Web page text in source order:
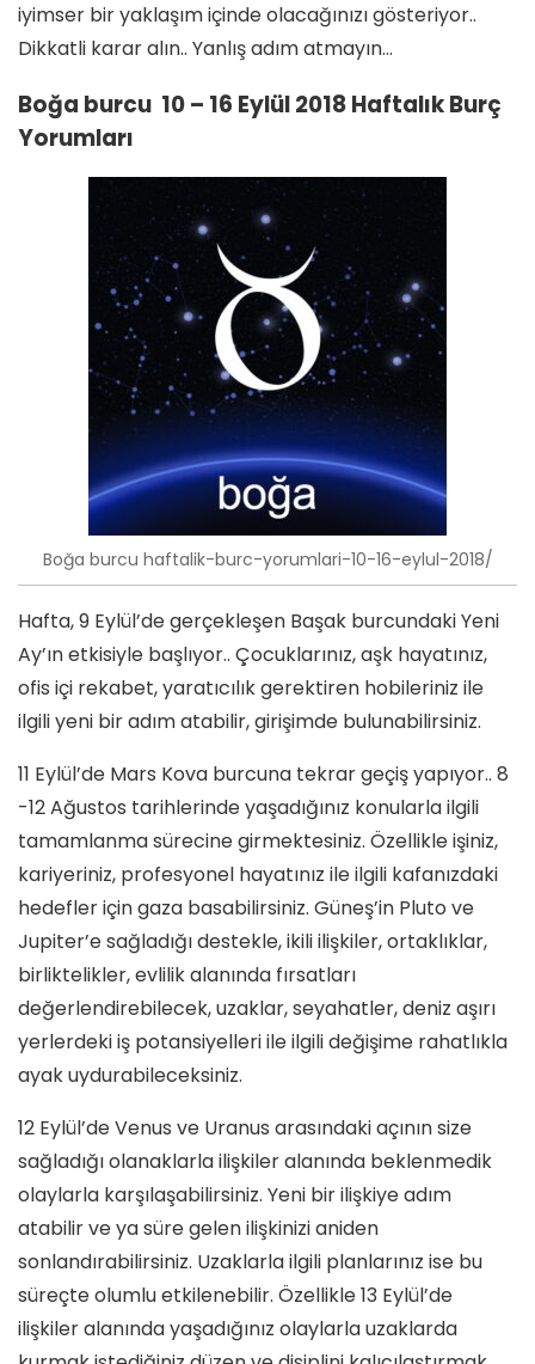
iyimser bir yaklaşım içinde olacağınızı gösteriyor..
Dikkatli karar alın.. Yanlış adım atmayın…
Boğa burcu 10 – 16 Eylül 2018 Haftalık Burç
Yorumları
Boğa burcu haftalik-burc-yorumlari-10-16-eylul-2018/
Hafta, 9 Eylül’de gerçekleşen Başak burcundaki Yeni
Ay’ın etkisiyle başlıyor.. Çocuklarınız, aşk hayatınız,
ofis içi rekabet, yaratıcılık gerektiren hobileriniz ile
ilgili yeni bir adım atabilir, girişimde bulunabilirsiniz.
11 Eylül’de Mars Kova burcuna tekrar geçiş yapıyor.. 8
-12 Ağustos tarihlerinde yaşadığınız konularla ilgili
tamamlanma sürecine girmektesiniz. Özellikle işiniz,
kariyeriniz, profesyonel hayatınız ile ilgili kafanızdaki
hedefler için gaza basabilirsiniz. Güneş’in Pluto ve
Jupiter’e sağladığı destekle, ikili ilişkiler, ortaklıklar,
birliktelikler, evlilik alanında fırsatları
değerlendirebilecek, uzaklar, seyahatler, deniz aşırı
yerlerdeki iş potansiyelleri ile ilgili değişime rahatlıkla
ayak uydurabileceksiniz.
12 Eylül’de Venus ve Uranus arasındaki açının size
sağladığı olanaklarla ilişkiler alanında beklenmedik
olaylarla karşılaşabilirsiniz. Yeni bir ilişkiye adım
atabilir ve ya süre gelen ilişkinizi aniden
sonlandırabilirsiniz. Uzaklarla ilgili planlarınız ise bu
süreçte olumlu etkilenebilir. Özellikle 13 Eylül’de
ilişkiler alanında yaşadığınız olaylarla uzaklarda